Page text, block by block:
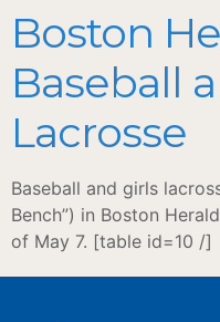
Boston
Baseball
Lacrosse
Baseball and girls
Bench”) in Boston
of May 7. [table id=10 /]